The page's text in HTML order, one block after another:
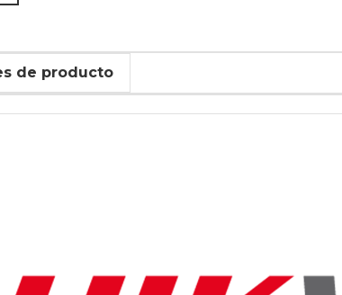
de producto